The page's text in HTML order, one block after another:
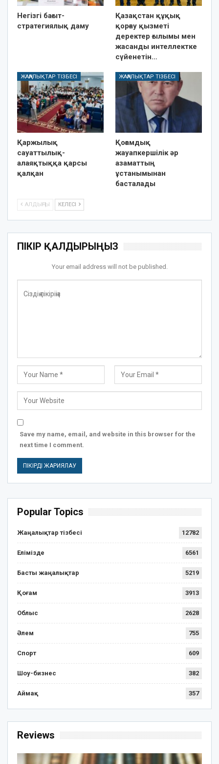
Негізгі бағыт-
стратегиялық даму
Қазақстан құқық
қорғау қызметі
деректер ғылымы мен
жасанды интеллектке
сүйенетін…
ЖАҢАЛЫҚТАР ТІЗБЕСІ
Қаржылық
сауаттылық-
алаяқтыққа қарсы
қалқан
ЖАҢАЛЫҚТАР ТІЗБЕСІ
Қоғамдық
жауапкершілік әр
азаматтың
ұстанымынан
басталады
АЛДЫҢҒЫ КЕЛЕСІ
ПІКІР ҚАЛДЫРЫҢЫЗ
Your email address will not be published.
Save my name, email, and website in this browser for the
next time I comment.
Popular Topics
Жаңалықтар тізбесі 12782
Елімізде 6561
Басты жаңалықтар 5219
Қоғам 3913
Облыс 2628
Әлем 755
Спорт 609
Шоу-бизнес 382
Аймақ 357
Reviews